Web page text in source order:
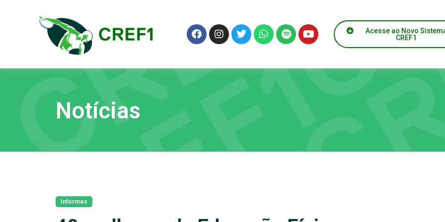
Acesse ao Novo
CREF1
Notícias
Informes